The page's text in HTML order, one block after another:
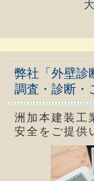
弊社「外壁診
調査・診断・
洲加本建装工
安全をご提供